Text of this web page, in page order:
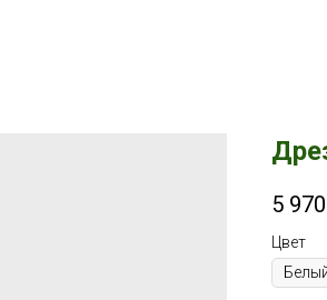
5 970
Цвет